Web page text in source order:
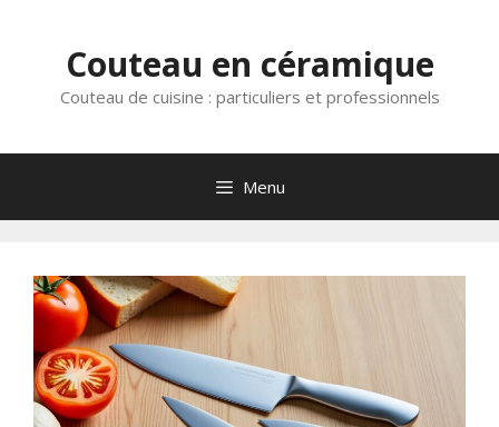
contenuCouteau en céramique
Couteau de cuisine : particuliers et professionnels
Menu